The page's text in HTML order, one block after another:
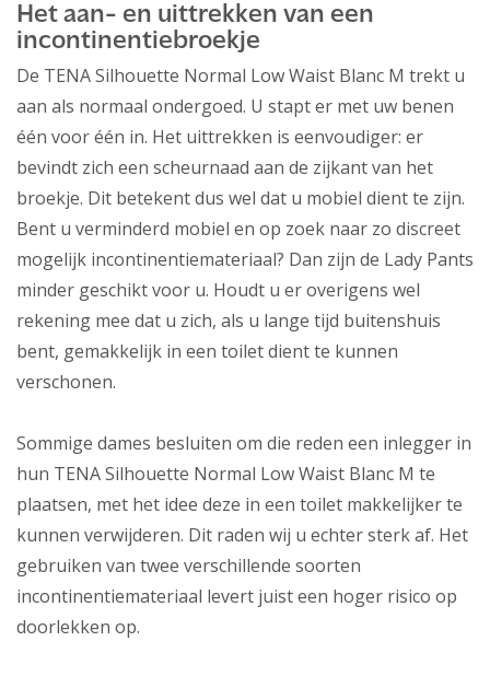
Het aan- en uittrekken van een
incontinentiebroekje
De TENA Silhouette Normal Low Waist Blanc M trekt u
aan als normaal ondergoed. U stapt er met uw benen
één voor één in. Het uittrekken is eenvoudiger: er
bevindt zich een scheurnaad aan de zijkant van het
broekje. Dit betekent dus wel dat u mobiel dient te zijn.
Bent u verminderd mobiel en op zoek naar zo discreet
mogelijk incontinentiemateriaal? Dan zijn de Lady Pants
minder geschikt voor u. Houdt u er overigens wel
rekening mee dat u zich, als u lange tijd buitenshuis
bent, gemakkelijk in een toilet dient te kunnen
verschonen.
Sommige dames besluiten om die reden een inlegger in
hun TENA Silhouette Normal Low Waist Blanc M te
plaatsen, met het idee deze in een toilet makkelijker te
kunnen verwijderen. Dit raden wij u echter sterk af. Het
gebruiken van twee verschillende soorten
incontinentiemateriaal levert juist een hoger risico op
doorlekken op.